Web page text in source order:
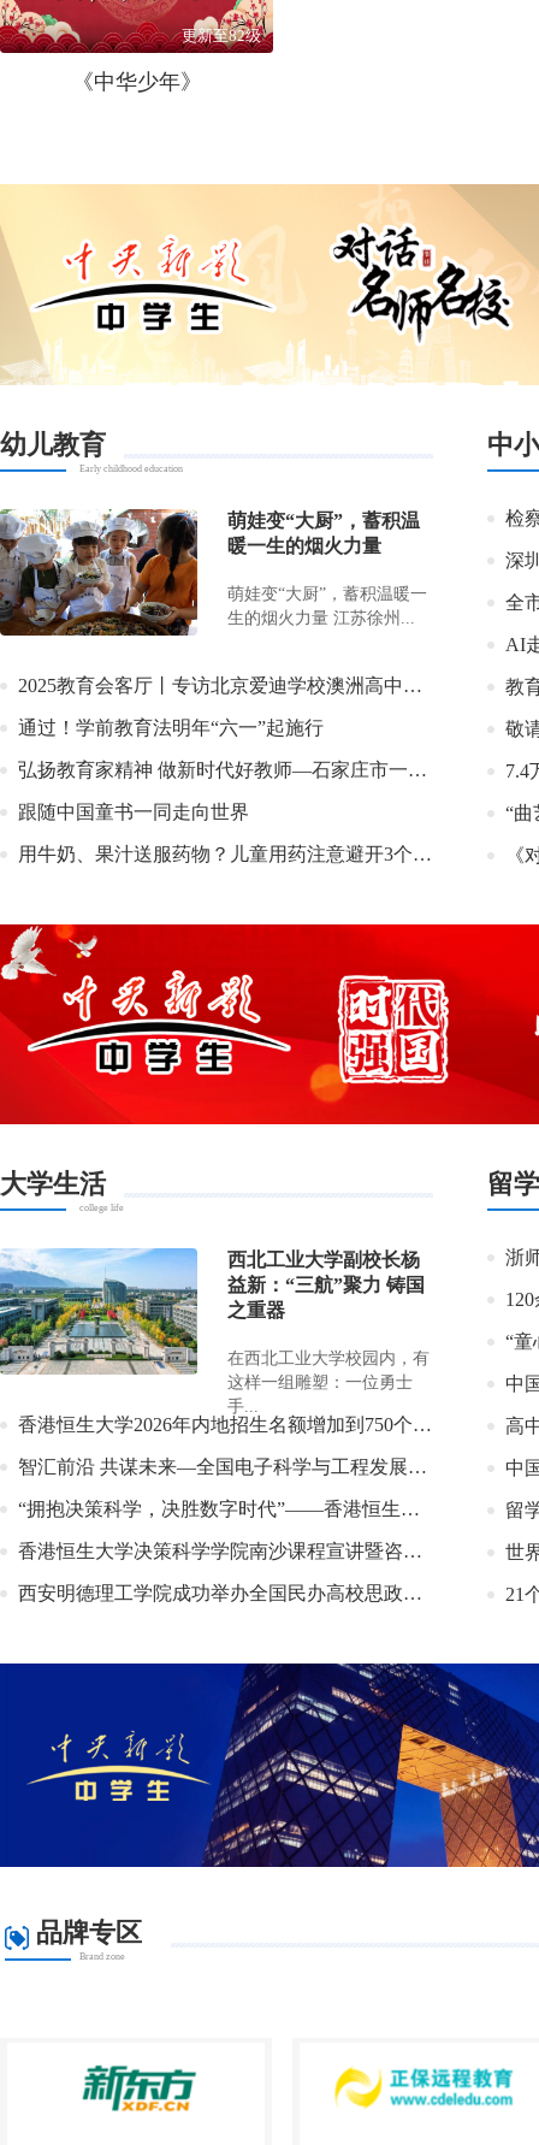
更新至82级
《中华少年》
幼儿教育
Early childhood education
萌娃变“大厨”，蓄积温
暖一生的烟火力量
萌娃变“大厨”，蓄积温暖一
生的烟火力量 江苏徐州...
2025教育会客厅丨专访北京爱迪学校澳洲高中部副校长马立娟
通过！学前教育法明年“六一”起施行
弘扬教育家精神 做新时代好教师—石家庄市一幼教育集团教师节师德巡讲活动
跟随中国童书一同走向世界
用牛奶、果汁送服药物？儿童用药注意避开3个误区 | 科普时间
中
检
教
敬
7.4
大学生活
college life
西北工业大学副校长杨
益新：“三航”聚力 铸国
之重器
在西北工业大学校园内，有
这样一组雕塑：一位勇士
手...
留
浙
“童
中
高
留
世
21
品牌专区
Brand zone